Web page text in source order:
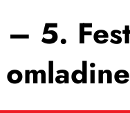
– 5.